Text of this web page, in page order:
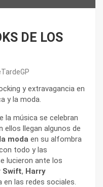
DE LOS
y extravagancia en
y la moda.
la música se celebran
ellos llegan algunos de
moda en su alfombra
todo y las
lucieron ante los
Swift, Harry
en las redes sociales.